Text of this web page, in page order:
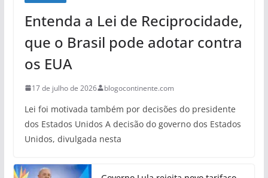
Entenda a Lei de Reciprocidade,
que o Brasil pode adotar contra
os EUA
17 de julho de 2026 blogocontinente.com
Lei foi motivada também por decisões do presidente
dos Estados Unidos A decisão do governo dos Estados
Unidos, divulgada nesta